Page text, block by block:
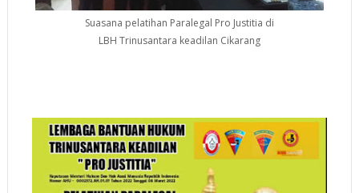
Suasana pelatihan Paralegal Pro Justitia di
LBH Trinusantara keadilan Cikarang